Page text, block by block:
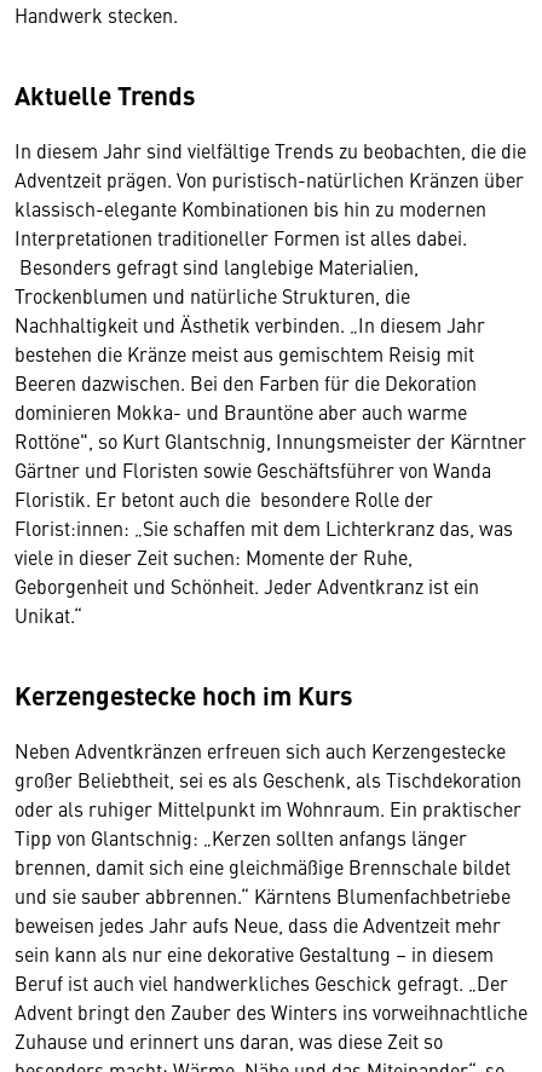
Handwerk stecken.
Aktuelle Trends
In diesem Jahr sind vielfältige Trends zu beobachten, die die
Adventzeit prägen. Von puristisch-natürlichen Kränzen über
klassisch-elegante Kombinationen bis hin zu modernen
Interpretationen traditioneller Formen ist alles dabei.
Besonders gefragt sind langlebige Materialien,
Trockenblumen und natürliche Strukturen, die
Nachhaltigkeit und Ästhetik verbinden. „In diesem Jahr
bestehen die Kränze meist aus gemischtem Reisig mit
Beeren dazwischen. Bei den Farben für die Dekoration
dominieren Mokka- und Brauntöne aber auch warme
Rottöne", so Kurt Glantschnig, Innungsmeister der Kärntner
Gärtner und Floristen sowie Geschäftsführer von Wanda
Floristik. Er betont auch die besondere Rolle der
Florist:innen: „Sie schaffen mit dem Lichterkranz das, was
viele in dieser Zeit suchen: Momente der Ruhe,
Geborgenheit und Schönheit. Jeder Adventkranz ist ein
Unikat.“
Kerzengestecke hoch im Kurs
Neben Adventkränzen erfreuen sich auch Kerzengestecke
großer Beliebtheit, sei es als Geschenk, als Tischdekoration
oder als ruhiger Mittelpunkt im Wohnraum. Ein praktischer
Tipp von Glantschnig: „Kerzen sollten anfangs länger
brennen, damit sich eine gleichmäßige Brennschale bildet
und sie sauber abbrennen.“ Kärntens Blumenfachbetriebe
beweisen jedes Jahr aufs Neue, dass die Adventzeit mehr
sein kann als nur eine dekorative Gestaltung – in diesem
Beruf ist auch viel handwerkliches Geschick gefragt. „Der
Advent bringt den Zauber des Winters ins vorweihnachtliche
Zuhause und erinnert uns daran, was diese Zeit so